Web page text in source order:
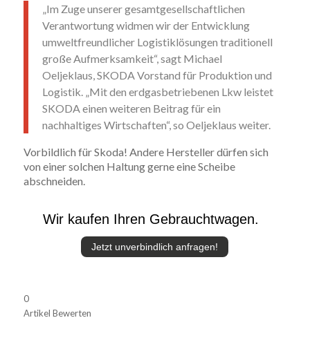
„Im Zuge unserer gesamtgesellschaftlichen
Verantwortung widmen wir der Entwicklung
umweltfreundlicher Logistiklösungen traditionell
große Aufmerksamkeit“, sagt Michael
Oeljeklaus, SKODA Vorstand für Produktion und
Logistik. „Mit den erdgasbetriebenen Lkw leistet
SKODA einen weiteren Beitrag für ein
nachhaltiges Wirtschaften“, so Oeljeklaus weiter.
Vorbildlich für Skoda! Andere Hersteller dürfen sich
von einer solchen Haltung gerne eine Scheibe
abschneiden.
Wir kaufen Ihren Gebrauchtwagen.
Jetzt unverbindlich anfragen!
0
Artikel Bewerten